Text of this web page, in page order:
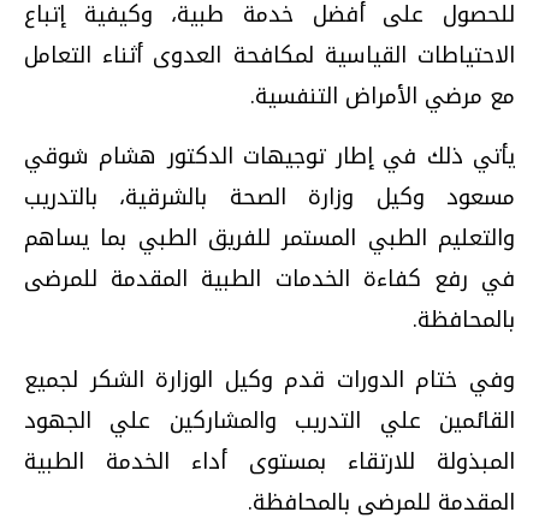
للحصول على أفضل خدمة طبية، وكيفية إتباع
الاحتياطات القياسية لمكافحة العدوى أثناء التعامل
مع مرضي الأمراض التنفسية.
يأتي ذلك في إطار توجيهات الدكتور هشام شوقي
مسعود وكيل وزارة الصحة بالشرقية، بالتدريب
والتعليم الطبي المستمر للفريق الطبي بما يساهم
في رفع كفاءة الخدمات الطبية المقدمة للمرضى
بالمحافظة.
وفي ختام الدورات قدم وكيل الوزارة الشكر لجميع
القائمين علي التدريب والمشاركين علي الجهود
المبذولة للارتقاء بمستوى أداء الخدمة الطبية
المقدمة للمرضى بالمحافظة.